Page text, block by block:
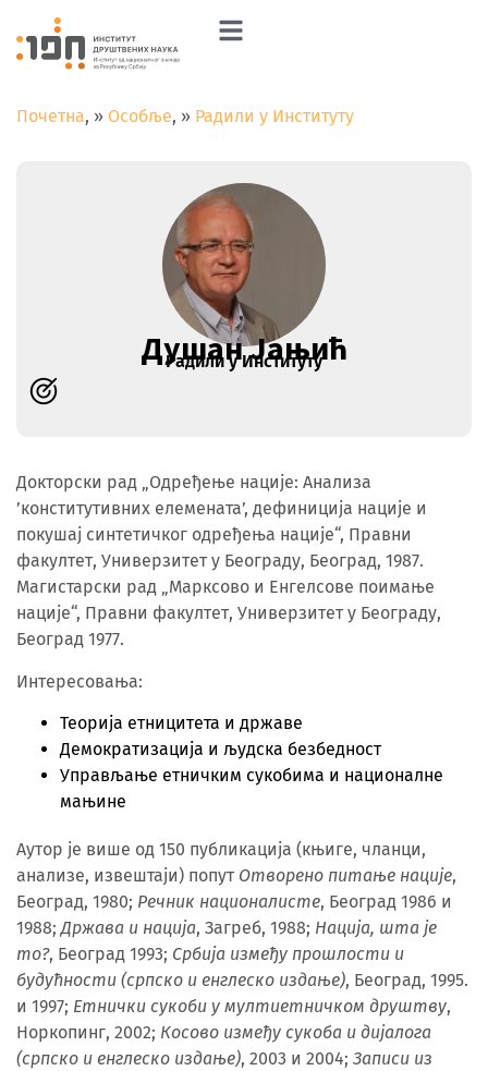
Почетна » Особље » Радили у Институту
Душан Јањић
Радили у Институту
Докторски рад „Одређење нације: Анализа
’конститутивних елемената’, дефиниција нације и
покушај синтетичког одређења нације“, Правни
факултет, Универзитет у Београду, Београд, 1987.
Магистарски рад „Марксово и Енгелсове поимање
нације“, Правни факултет, Универзитет у Београду,
Београд 1977.
Интересовања:
Теорија етницитета и државе
Демократизација и људска безбедност
Управљање етничким сукобима и националне
мањине
Аутор је више од 150 публикација (књиге, чланци,
анализе, извештаји) попут Отворено питање нације,
Београд, 1980; Речник националисте, Београд 1986 и
1988;Држава и нација, Загреб, 1988; Нација, шта је
то?, Београд 1993; Србија између прошлости и
будућности (српско и енглеско издање), Београд, 1995.
и 1997; Етнички сукоби у мултиетничком друштву,
Норкопинг, 2002; Косово између сукоба и дијалога
(српско и енглеско издање), 2003 и 2004; Записи из